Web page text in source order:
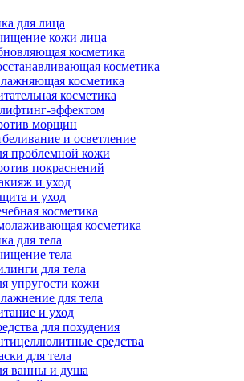
для лица
кожи лица
косметика
косметика
косметика
косметика
эффектом
морщин
и осветление
проблемной кожи
покраснений
и уход
и уход
косметика
косметика
для тела
тела
для тела
упругости кожи
для тела
и уход
для похудения
средства
для тела
ванны и душа